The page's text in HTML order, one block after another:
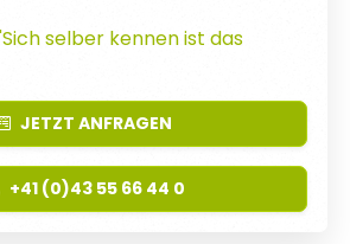
selber kennen ist das
JETZT ANFRAGEN
+41 (0)43 55 66 44 0